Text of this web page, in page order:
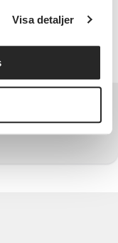
Visa detaljer
i